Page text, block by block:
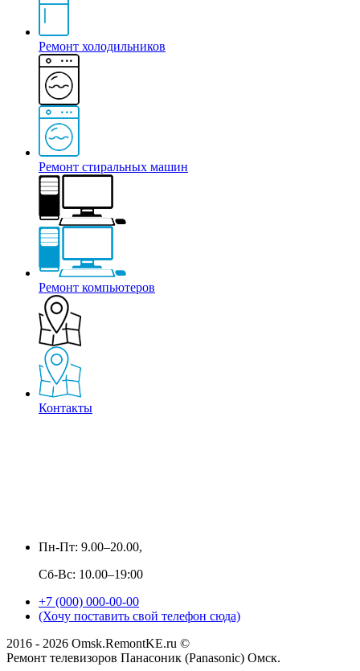
Ремонт холодильников
Ремонт стиральных машин
Ремонт компьютеров
Контакты
Пн-Пт: 9.00–20.00,
Сб-Вс: 10.00–19:00
+7 (000) 000-00-00
(Хочу поставить свой телефон сюда)
2016 - 2026 Omsk.RemontKE.ru ©
Ремонт телевизоров Панасоник (Panasonic) Омск.